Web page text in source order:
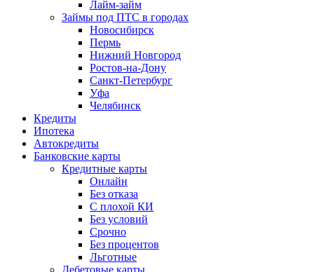
Лайм-займ
Займы под ПТС в городах
Новосибирск
Пермь
Нижний Новгород
Ростов-на-Дону
Санкт-Петербург
Уфа
Челябинск
Кредиты
Ипотека
Автокредиты
Банковские карты
Кредитные карты
Онлайн
Без отказа
С плохой КИ
Без условий
Срочно
Без процентов
Льготные
Дебетовые карты